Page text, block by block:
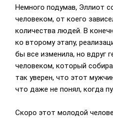
Немного подумав, Эллиот
человеком, от коего
количества людей. В
ко второму этапу,
бы все изменила, но вдруг
человеком, который
так уверен, что этот
что даже не понял, когда
Скоро этот молодой